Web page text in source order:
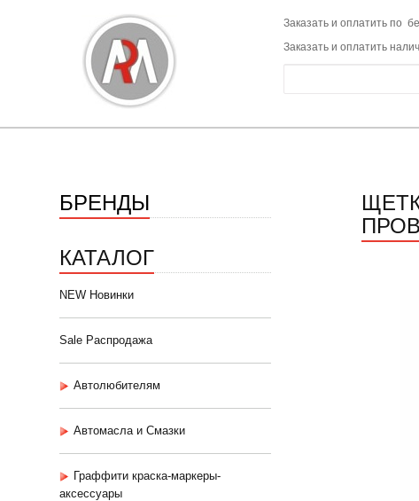
Заказать и оплатить по
Заказать и оплатить
БРЕНДЫ
КАТАЛОГ
NEW Новинки
Sale Распродажа
Автолюбителям
Автомасла и Смазки
Граффити краска-маркеры-
аксессуары